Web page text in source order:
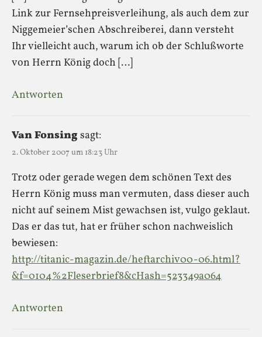
Link zur Fernsehpreisverleihung, als auch dem zur
Niggemeier’schen Abschreiberei, dann versteht
Ihr vielleicht auch, warum ich ob der Schlußworte
von Herrn König doch […]
Antworten
Van Fonsingsagt:
2. Oktober 2007 um 18:23 Uhr
Trotz oder gerade wegen dem schönen Text des
Herrn König muss man vermuten, dass dieser auch
nicht auf seinem Mist gewachsen ist, vulgo geklaut.
Das er das tut, hat er früher schon nachweislich
bewiesen:
http://titanic-magazin.de/heftarchiv00-06.html?
&f=0104%2Fleserbrief8&cHash=523349a064
Antworten